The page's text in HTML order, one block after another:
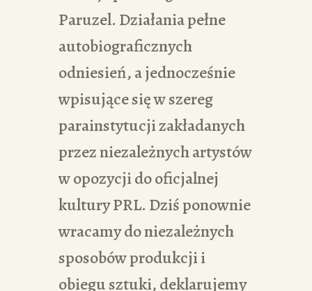
Paruzel. Działania pełne
autobiograficznych
odniesień, a jednocześnie
wpisujące się w szereg
parainstytucji zakładanych
przez niezależnych artystów
w opozycji do oficjalnej
kultury PRL. Dziś ponownie
wracamy do niezależnych
sposobów produkcji i
obiegu sztuki, deklarujemy